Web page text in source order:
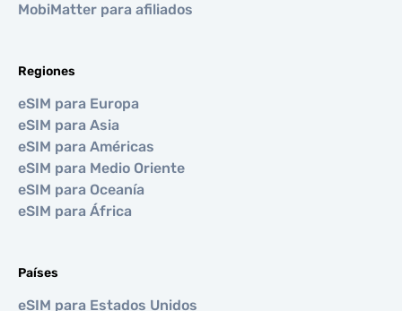
MobiMatter para afiliados
Regiones
eSIM para Europa
eSIM para Asia
eSIM para Américas
eSIM para Medio Oriente
eSIM para Oceanía
eSIM para África
Países
eSIM para Estados Unidos